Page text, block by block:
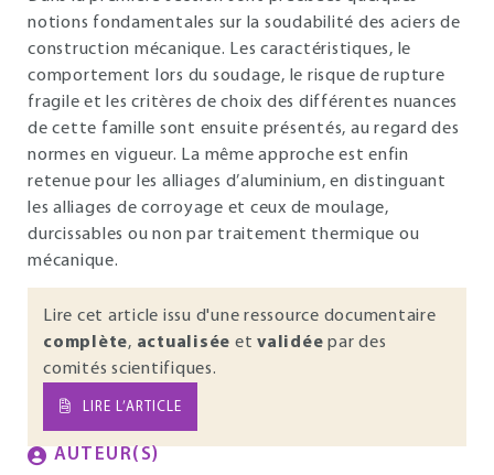
notions fondamentales sur la soudabilité des aciers de
construction mécanique. Les caractéristiques, le
comportement lors du soudage, le risque de rupture
fragile et les critères de choix des différentes nuances
de cette famille sont ensuite présentés, au regard des
normes en vigueur. La même approche est enfin
retenue pour les alliages d’aluminium, en distinguant
les alliages de corroyage et ceux de moulage,
durcissables ou non par traitement thermique ou
mécanique.
Lire cet article issu d'une ressource documentaire
complète, actualisée et validée par des
comités scientifiques.
LIRE L’ARTICLE
AUTEUR(S)